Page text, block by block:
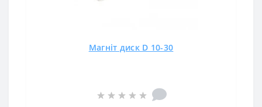
Магніт диск D 10-30